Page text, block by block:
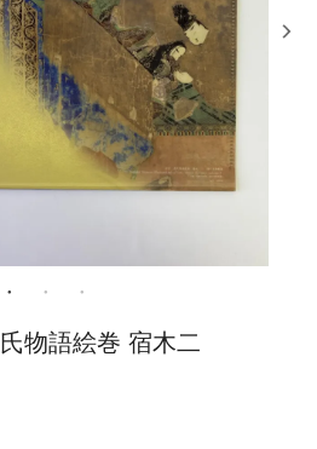
物語絵巻 宿木二